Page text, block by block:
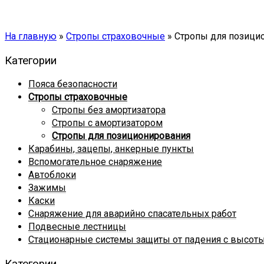
На главную » Стропы страховочные » Стропы для
Категории
Пояса безопасности
Стропы страховочные
Стропы без амортизатора
Стропы с амортизатором
Стропы для позиционирования
Карабины, зацепы, анкерные пункты
Вспомогательное снаряжение
Автоблоки
Зажимы
Каски
Снаряжение для аварийно спасательных работ
Подвесные лестницы
Стационарные системы защиты от падения с